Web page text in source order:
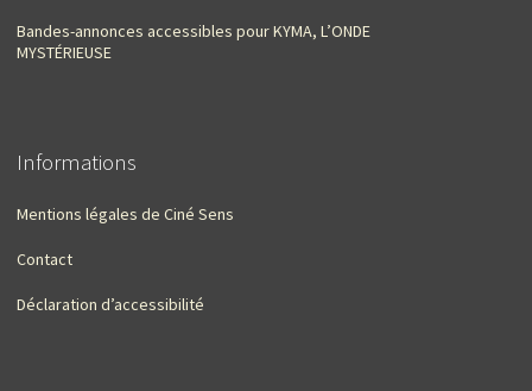
Bandes-annonces accessibles pour KYMA, L’ONDE
MYSTÉRIEUSE
Informations
Mentions légales de Ciné Sens
Contact
Déclaration d’accessibilité